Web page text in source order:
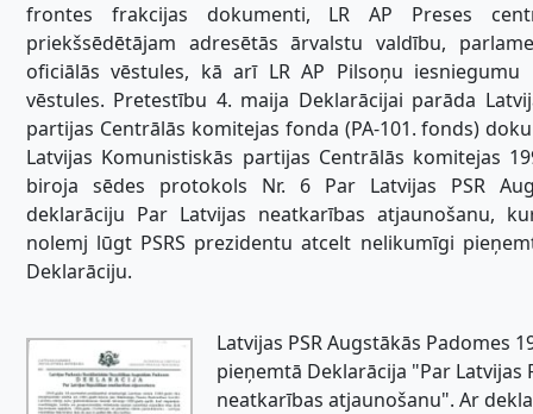
frontes frakcijas dokumenti, LR AP Preses
priekšsēdētājam adresētās ārvalstu valdību,
oficiālās vēstules, kā arī LR AP Pilsoņu iesniegumu
vēstules. Pretestību 4. maija Deklarācijai parāda
partijas Centrālās komitejas fonda (PA-101. fonds)
Latvijas Komunistiskās partijas Centrālās komitejas
biroja sēdes protokols Nr. 6 Par Latvijas PSR
deklarāciju Par Latvijas neatkarības atjaunošanu,
nolemj lūgt PSRS prezidentu atcelt nelikumīgi
Deklarāciju.
Latvijas PSR Augstākās Padomes
pieņemtā Deklarācija "Par Latvijas
neatkarības atjaunošanu". Ar